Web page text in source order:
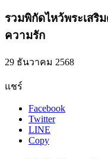
รวมพิกัดไหว้พระเสริ
ความรัก
29 ธันวาคม 2568
แชร์
Facebook
Twitter
LINE
Copy